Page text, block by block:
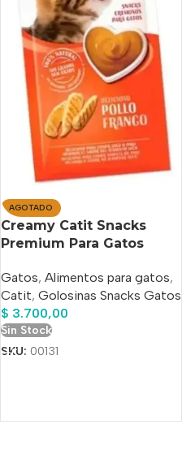
AGOTADO
Creamy Catit Snacks
Premium Para Gatos
GS
Gatos, Alimentos para gatos,
Catit, Golosinas Snacks Gatos
$ 3.700,00
Sin Stock
SKU: 00131